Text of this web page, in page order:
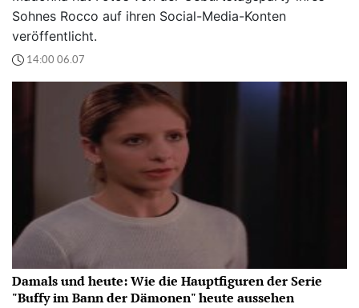
Sohnes Rocco auf ihren Social-Media-Konten
veröffentlicht.
14:00 06.07
Damals und heute: Wie die Hauptfiguren der Serie
"Buffy im Bann der Dämonen" heute aussehen